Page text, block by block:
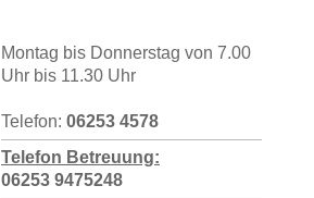
Montag bis Donnerstag von 7.00
Uhr bis 11.30 Uhr
Telefon: 06253 4578
Telefon Betreuung:
06253 9475248